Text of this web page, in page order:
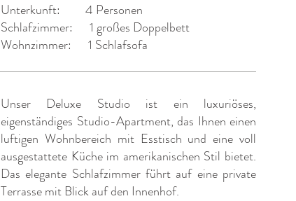
Unterkunft:
4 Personen
Schlafzimmer:
1 großes Doppelbett
Wohnzimmer:
1 Schlafsofa
Unser Deluxe Studio ist ein luxuriöses,
eigenständiges Studio-Apartment, das Ihnen einen
luftigen Wohnbereich mit Esstisch und eine voll
ausgestattete Küche im amerikanischen Stil bietet.
Das elegante Schlafzimmer führt auf eine private
Terrasse mit Blick auf den Innenhof.